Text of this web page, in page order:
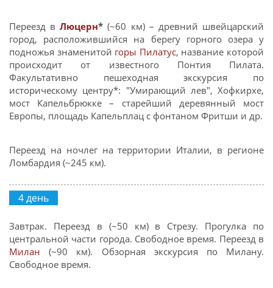
Переезд вЛюцерн* (~60 км) – древний швейцарский
город, расположившийся на берегу горного озера у
подножья знаменитой горы Пилатус, название которой
происходит от известного Понтия Пилата.
Факультативно пешеходная экскурсия по
историческому центру*: "Умирающий лев", Хофкирхе,
мост Капельбрюкке – старейший деревянный мост
Европы, площадь Капельплац с фонтаном Фритши и др.
Переезд на ночлег на территории Италии, в регионе
Ломбардия (~245 км).
4 день
Завтрак.​​​​​​​ Переезд в (~50 км) в Стрезу. Прогулка по
центральной части города. Свободное время. Переезд в
Милан (~90 км). Обзорная экскурсия по Милану.
Свободное время.